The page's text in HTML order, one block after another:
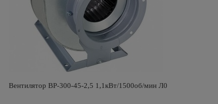
Вентилятор ВР-300-45-2,5 1,1кВт/1500об/мин Л0